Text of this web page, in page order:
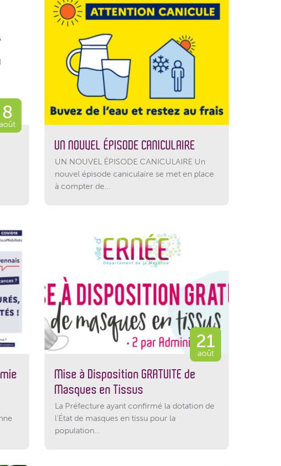
8
UN NOUVEL ÉPISODE CANICULAIRE
UN NOUVEL ÉPISODE CANICULAIRE Un
nouvel épisode caniculaire se met en place
à compter de...
21
août
Mise à Disposition GRATUITE de
Masques en Tissus
La Préfecture ayant confirmé la dotation de
l’État de masques en tissu pour la
population...